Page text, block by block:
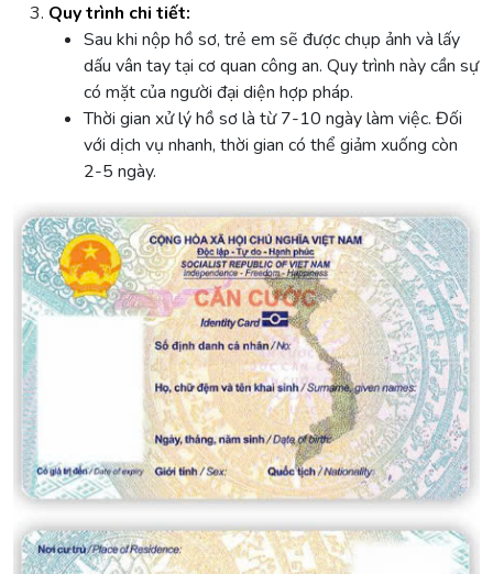
Quy trình chi tiết:
Sau khi nộp hồ sơ, trẻ em sẽ được chụp ảnh và lấy
dấu vân tay tại cơ quan công an. Quy trình này cần sự
có mặt của người đại diện hợp pháp.
Thời gian xử lý hồ sơ là từ 7-10 ngày làm việc. Đối
với dịch vụ nhanh, thời gian có thể giảm xuống còn
2-5 ngày.